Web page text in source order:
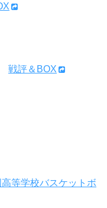
戦評＆BOX
等学校バスケットボ